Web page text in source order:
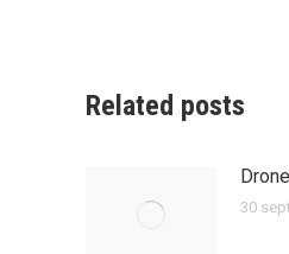
Related posts
30